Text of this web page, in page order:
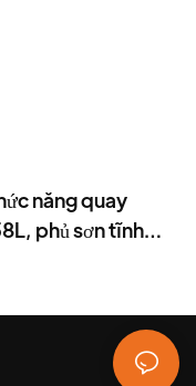
năng quay
phủ sơn tĩnh